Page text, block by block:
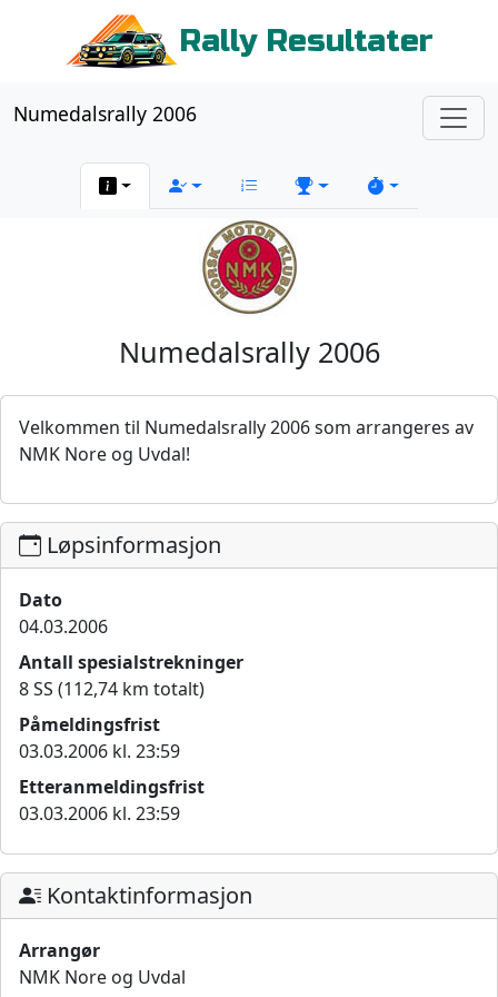
Rally Resultater
Numedalsrally 2006
Numedalsrally 2006
Velkommen til Numedalsrally 2006 som arrangeres av
NMK Nore og Uvdal!
Løpsinformasjon
Dato
04.03.2006
Antall spesialstrekninger
8 SS (112,74 km totalt)
Påmeldingsfrist
03.03.2006 kl. 23:59
Etteranmeldingsfrist
03.03.2006 kl. 23:59
Kontaktinformasjon
Arrangør
NMK Nore og Uvdal